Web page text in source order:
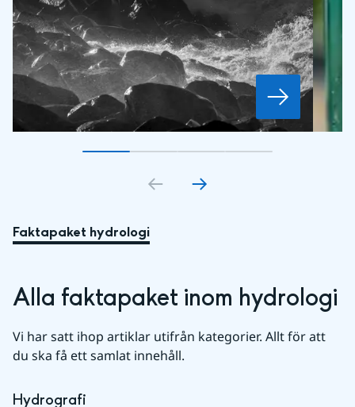
Gå till bildkort1
Gå till bildkort2
Gå till bildkort3
Gå till bildkort
Faktapaket hydrologi
Alla faktapaket inom hydrologi
Vi har satt ihop artiklar utifrån kategorier. Allt för att
du ska få ett samlat innehåll.
Hydrografi